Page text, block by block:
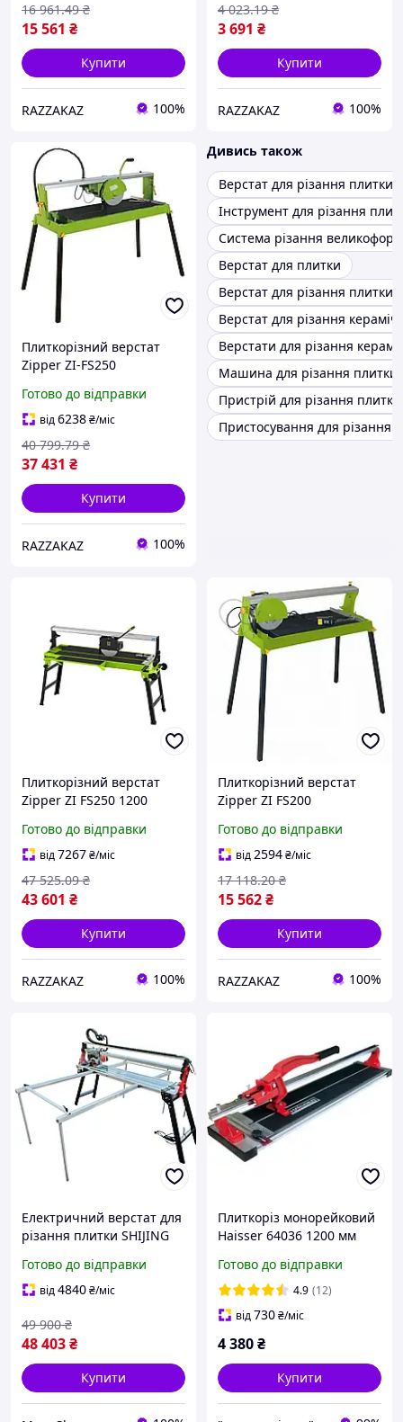
15 561 ₴
16 961.49 ₴
Купити
RAZZAKAZ 100%
3 691 ₴
4 023.19 ₴
Купити
RAZZAKAZ 100%
Плиткорізний верстат
Zipper ZI-FS250
професійний для точного
різання плитки з нахилом
0 45 градусів
Готово до відправки
від6238₴/міс
37 431 ₴
40 799.79 ₴
Купити
RAZZAKAZ 100%
Дивись також
Верстат для різання плитки
Інструмент для різання
Система різання
Верстат для плитки
Верстат для різання плитки
Верстат для різання
Верстати для різання
Машина для різання плитки
Пристрій для різання плитки
Пристосування для різання
Плиткорізний верстат
Zipper ZI FS250 1200
професійний для різання
плитки мокре сухе
Готово до відправки
від7267₴/міс
43 601 ₴
47 525.09 ₴
Купити
RAZZAKAZ 100%
Плиткорізний верстат
Zipper ZI FS200
і сухого різання плитки до
600 мм точний і
мобільний
Готово до відправки
від2594₴/міс
15 562₴
17 118.20 ₴
Купити
RAZZAKAZ 100%
Електричний верстат для
різання плитки SHIJING
автоматичною подачею.
Готово до відправки
від4840₴/міс
48 403₴
49 900 ₴
Купити
Плиткоріз монорейковий
Haisser 64036 1200 мм
різання плитки Верстат
для кахельної плитки
Готово до відправки
4.9 (12)
від730₴/міс
4 380₴
Купити